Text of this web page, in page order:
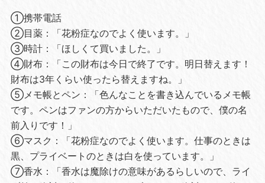
①携帯電話
②目薬：「花粉症なのでよく使います。」
③時計：「ほしくて買いました。」
④財布：「この財布は今日で終了です。明日替えます！
財布は3年くらい使ったら替えますね。」
⑤メモ帳とペン：「色んなことを書き込んでいるメモ帳
です。ペンはファンの方からいただいたもので、僕の名
前入りです！」
⑥マスク：「花粉症なのでよく使います。仕事のときは
黒、プライベートのときは白を使っています。」
⑦香水：「香水は魔除けの意味があるらしいので、ライ